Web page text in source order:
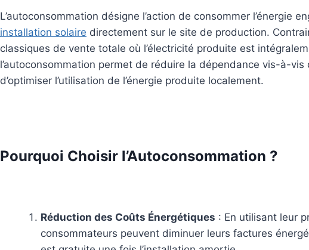
L’autoconsommation désigne l’action de consommer l’énergie
installation solaire directement sur le site de production.
classiques de vente totale où l’électricité produite est
l’autoconsommation permet de réduire la dépendance vis-à-
d’optimiser l’utilisation de l’énergie produite localement.
Pourquoi Choisir l’Autoconsommation ?
Réduction des Coûts Énergétiques : En utilisant leur
consommateurs peuvent diminuer leurs factures